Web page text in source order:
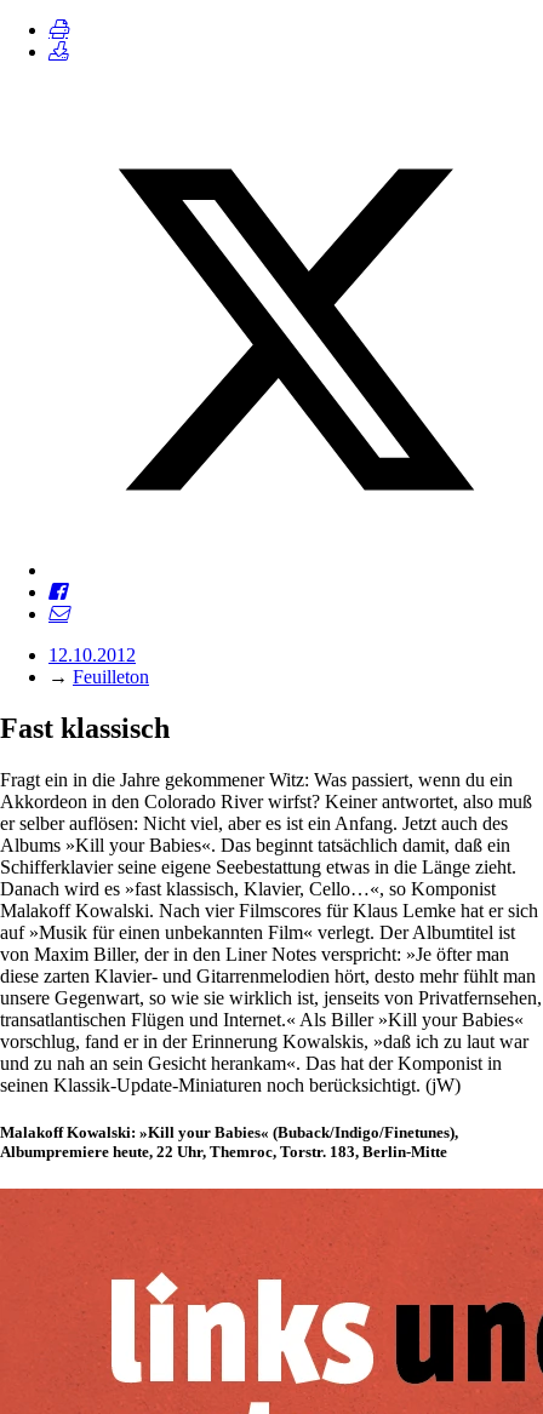
12.10.2012
→ Feuilleton
Fast klassisch
Fragt ein in die Jahre gekommener Witz: Was passiert, wenn du ein
Akkordeon in den Colorado River wirfst? Keiner antwortet, also muß
er selber auflösen: Nicht viel, aber es ist ein Anfang. Jetzt auch des
Albums »Kill your Babies«. Das beginnt tatsächlich damit, daß ein
Schifferklavier seine eigene Seebestattung etwas in die Länge zieht.
Danach wird es »fast klassisch, Klavier, Cello…«, so Komponist
Malakoff Kowalski. Nach vier Filmscores für Klaus Lemke hat er sich
auf »Musik für einen unbekannten Film« verlegt. Der Albumtitel ist
von Maxim Biller, der in den Liner Notes verspricht: »Je öfter man
diese zarten Klavier- und Gitarrenmelodien hört, desto mehr fühlt man
unsere Gegenwart, so wie sie wirklich ist, jenseits von Privatfernsehen,
transatlantischen Flügen und Internet.« Als Biller »Kill your Babies«
vorschlug, fand er in der Erinnerung Kowalskis, »daß ich zu laut war
und zu nah an sein Gesicht herankam«. Das hat der Komponist in
seinen Klassik-Update-Miniaturen noch berücksichtigt. (jW)
Malakoff Kowalski: »Kill your Babies« (Buback/Indigo/Finetunes),
Albumpremiere heute, 22 Uhr, Themroc, Torstr. 183, Berlin-Mitte